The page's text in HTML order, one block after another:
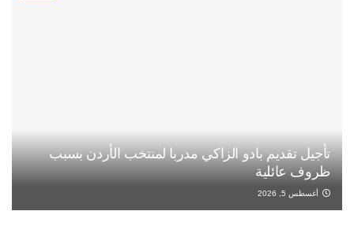
تأجيل تقديم بادو الزاكي مدربا لمنتخب الأردن بسبب
ظروف عائلية
أغسطس 5, 2026